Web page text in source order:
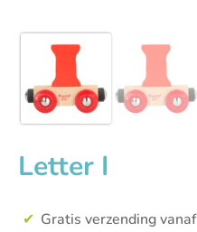
Letter I
Gratis verzending vanaf